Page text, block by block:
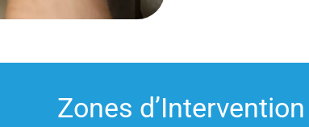
Zones d’Intervention